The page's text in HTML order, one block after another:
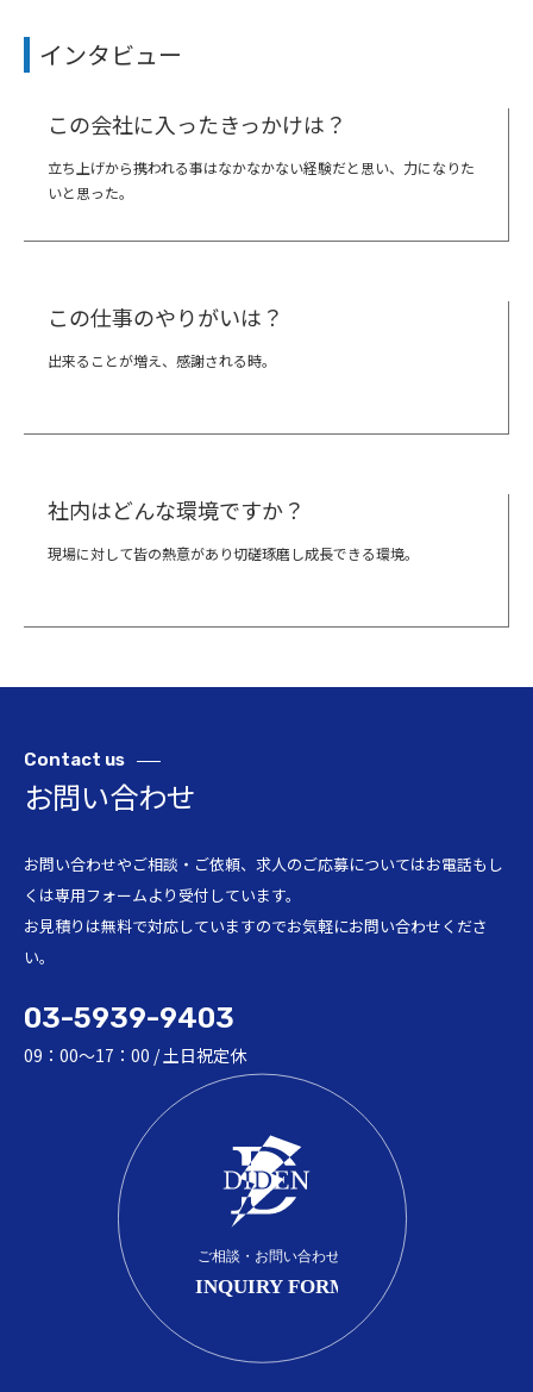
インタビュー
この会社に入ったきっかけは？
立ち上げから携われる事はなかなかない経験だと思い、力になりた
いと思った。
この仕事のやりがいは？
出来ることが増え、感謝される時。
社内はどんな環境ですか？
現場に対して皆の熱意があり切磋琢磨し成長できる環境。
Contact us
お問い合わせ
お問い合わせやご相談・ご依頼、求人のご応募についてはお電話もし
くは専用フォームより受付しています。
お見積りは無料で対応していますのでお気軽にお問い合わせくださ
い。
03-5939-9403
09：00～17：00 / 土日祝定休